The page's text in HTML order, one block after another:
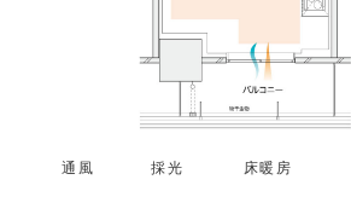
通風 採光 床暖房